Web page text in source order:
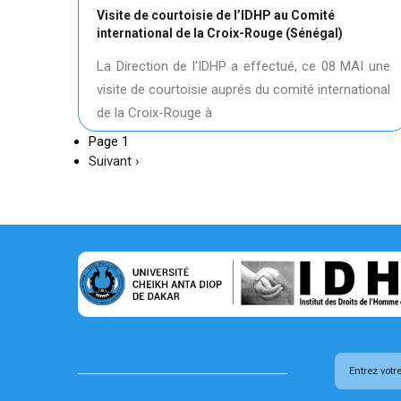
Visite de courtoisie de l’IDHP au Comité
international de la Croix-Rouge (Sénégal)
La Direction de l'IDHP a effectué, ce 08 MAI une
visite de courtoisie auprés du comité international
de la Croix-Rouge à
Page 1
Page
Suivant ›